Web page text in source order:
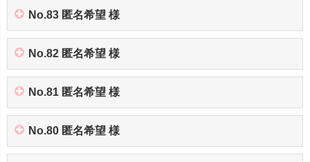
No.83 匿名希望 様
No.82 匿名希望 様
No.81 匿名希望 様
No.80 匿名希望 様